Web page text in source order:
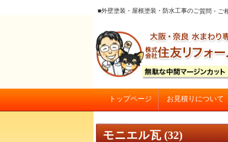
■外壁塗装・屋根塗装・防水工事のご質
大阪の外壁塗装・屋根塗装 戸
トップページ お見積りについて
モニエル瓦 (32)